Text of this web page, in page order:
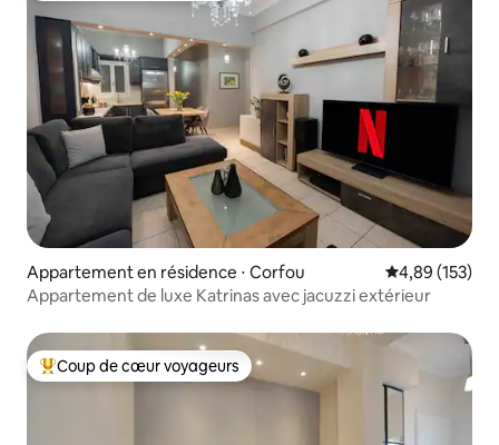
Appartement en résidence ⋅ Corfou Évaluation
4,89 (153)
Appartement de luxe Katrinas avec jacuzzi extérieur
Coups de cœur voyageurs les plus appréciés
Coup de cœur voyageurs